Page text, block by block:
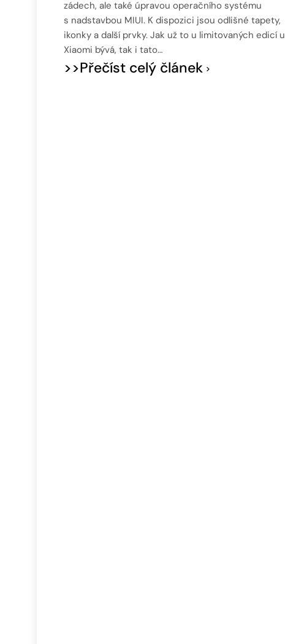
zádech, ale také úpravou operačního systému
s nadstavbou MIUI. K dispozici jsou odlišné tapety,
ikonky a další prvky. Jak už to u limitovaných edicí u
Xiaomi bývá, tak i tato…
>>Přečíst celý článek